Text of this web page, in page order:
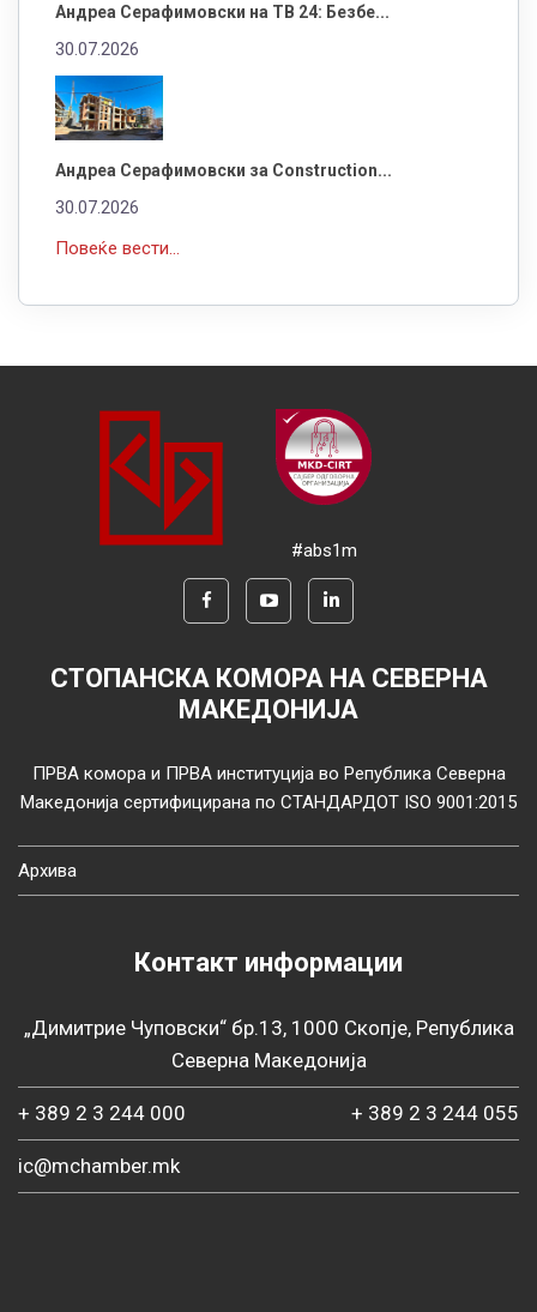
Андреа Серафимовски на ТВ 24: Безбе...
30.07.2026
Андреа Серафимовски за Construction...
30.07.2026
Повеќе вести...
#abs1m
СТОПАНСКА КОМОРА НА СЕВЕРНА
МАКЕДОНИЈА
ПРВА комора и ПРВА институција во Република Северна
Македонија сертифицирана по СТАНДАРДОТ ISO 9001:2015
Архива
Контакт информации
„Димитрие Чуповски“ бр.13, 1000 Скопје, Република
Северна Македонија
+ 389 2 3 244 000 + 389 2 3 244 055
ic@mchamber.mk